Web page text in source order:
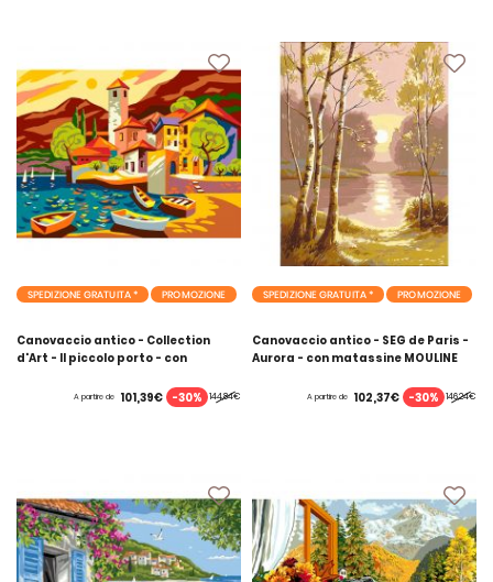
SPEDIZIONE GRATUITA * PROMOZIONE
Canovaccio antico - Collection
d'Art - Il piccolo porto - con
144,84€
A partire de 101,39€ -30%
SPEDIZIONE GRATUITA * PROMOZIONE
Canovaccio antico - SEG de Paris -
Aurora - con matassine MOULINE
146,24€
A partire de 102,37€ -30%